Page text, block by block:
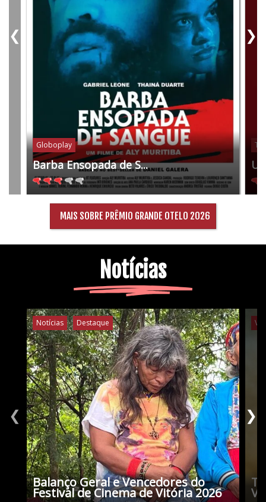
Globoplay
Barba Ensopada de S...
❮ ❯
MAIS SOBRE PRÊMIO GRANDE OTELO 2026
Notícias
Notícias Destaque
Balanço Geral e Vencedores do
Festival de Cinema de Vitória 2026
❮ ❯